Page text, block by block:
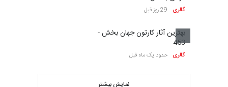
گالری 29 روز قبل
بهترین آثار کارتون جهان بخش -
453
گالری حدود یک ماه قبل
نمایش بیشتر